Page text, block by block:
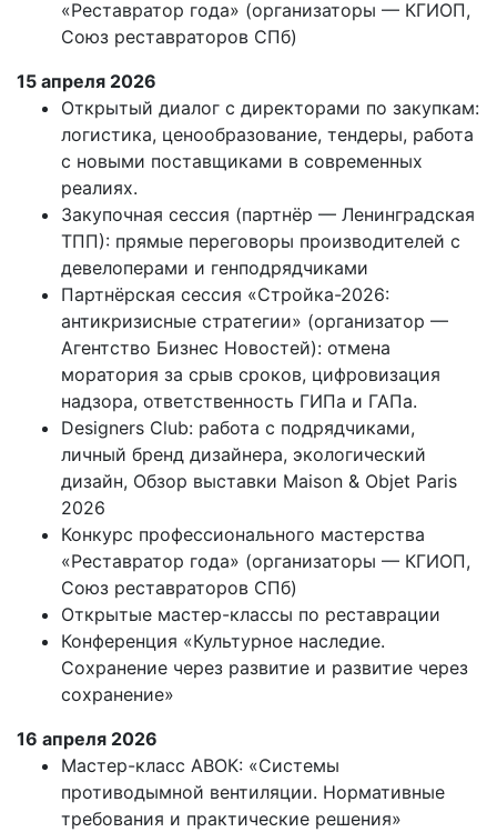
«Реставратор года» (организаторы — КГИОП,
Союз реставраторов СПб)
15 апреля 2026
Открытый диалог с директорами по закупкам:
логистика, ценообразование, тендеры, работа
с новыми поставщиками в современных
реалиях.
Закупочная сессия (партнёр — Ленинградская
ТПП): прямые переговоры производителей с
девелоперами и генподрядчиками
Партнёрская сессия «Стройка-2026:
антикризисные стратегии» (организатор —
Агентство Бизнес Новостей): отмена
моратория за срыв сроков, цифровизация
надзора, ответственность ГИПа и ГАПа.
Designers Club: работа с подрядчиками,
личный бренд дизайнера, экологический
дизайн, Обзор выставки Maison & Objet Paris
2026
Конкурс профессионального мастерства
«Реставратор года» (организаторы — КГИОП,
Союз реставраторов СПб)
Открытые мастер-классы по реставрации
Конференция «Культурное наследие.
Сохранение через развитие и развитие через
сохранение»
16 апреля 2026
Мастер-класс АВОК: «Системы
противодымной вентиляции. Нормативные
требования и практические решения»